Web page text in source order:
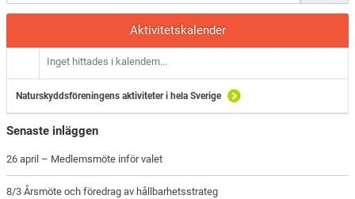
Aktivitetskalender
Inget hittades i kalendern...
Naturskyddsföreningens aktiviteter i hela Sverige
Senaste inläggen
26 april – Medlemsmöte inför valet
8/3 Årsmöte och föredrag av hållbarhetsstrateg